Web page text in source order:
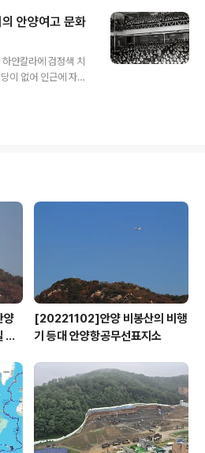
니다. 하지만 1번 국
미터 북쪽의 안양시
위로 옮겨 다시 축조
서로 길을 건너게 90
또 바닥 석을 보면 다
있는 것이 보여 옮기
안양여고 문화
얀칼라에 검정색 치
이 없어 인근에 자리
히 들어앉은 모습으
에 있는 극장을 빌려
이후인 1963년 3월
두번째 극장인 읍민
방
[20221102]안양 비봉산의 비행
기 등대 안양항공무선표지소